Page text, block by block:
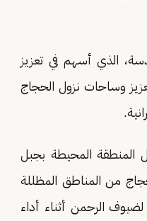
الذي أسهم في تعزيز
طريق الملك عبدالعزيز وساحات نزول الحجاج
المحيطة بجبل
استفادة الحجاج من المناطق المظللة
الرحمن أثناء أداء